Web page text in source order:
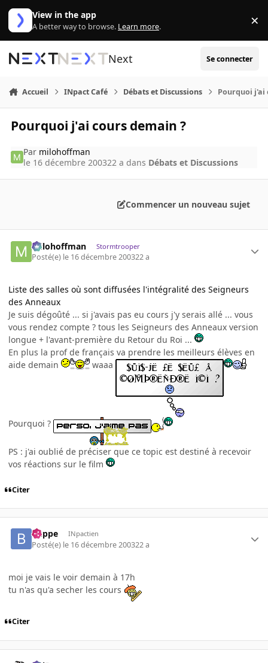
Aller au contenu
View in the app
A better way to browse. Learn more. ×
Next Se connecter
Accueil INpact Café Débats et Discussions Pourquoi j'ai
Pourquoi j'ai cours demain ?
Par milohoffman
le 16 décembre 200322 a dans Débats et Discussions
Commencer un nouveau sujet
milohoffman Stormtrooper
Posté(e) le 16 décembre 200322 a
Liste des salles où sont diffusées l'intégralité des Seigneurs
des Anneaux
Je suis dégoûté ... si j'avais pas eu cours j'y serais allé ... vous
vous rendez compte ? tous les Seigneurs des Anneaux version
longue + l'avant-première du Retour du Roi ...
En plus la prof de français va prendre les meilleurs élèves en
aide demain
waaa
Pourquoi ?
PS : j'ai oublié de préciser que ce topic est destiné à recevoir
vos réactions sur le film
Citer
buppe INpactien
Posté(e) le 16 décembre 200322 a
moi je vais le voir demain à 17h
tu n'as qu'a secher les cours
Citer